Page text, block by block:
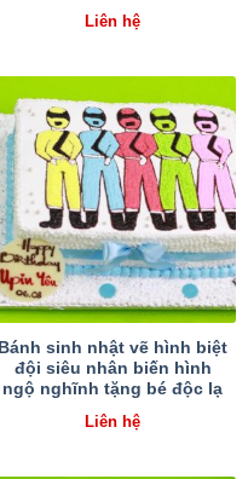
Liên hệ
Bánh sinh nhật vẽ hình biệt
đội siêu nhân biến hình
ngộ nghĩnh tặng bé độc lạ
Liên hệ